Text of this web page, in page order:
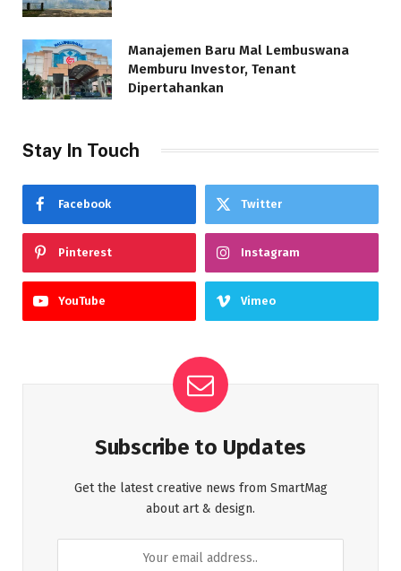
Manajemen Baru Mal Lembuswana
Memburu Investor, Tenant
Dipertahankan
Stay In Touch
Facebook Twitter
Pinterest Instagram
YouTube Vimeo
Subscribe to Updates
Get the latest creative news from SmartMag
about art & design.